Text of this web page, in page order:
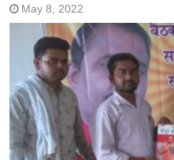
May 8, 2022